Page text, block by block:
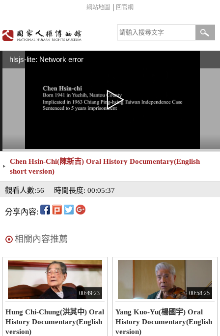
網站地圖 回官網
hlsjs-lite: Network error
Chen Hsin-Chi(陳新吉) Oral History Documentary(English
short version)
時間長度: 00:05:37
觀看人數:56
分享內容:
相關內容推薦
00:49:23
Hung Chi-Chung(洪其中) Oral
History Documentary(English
version)
00:58:25
Yang Kuo-Yu(楊國宇) Oral
History Documentary(English
version)